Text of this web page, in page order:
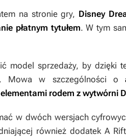
na stronie gry, Disney
płatnym tytułem. W tym
model sprzedaży, by dzięki
Mowa w szczególności o
rodem z wytwórni
w dwóch wersjach
również dodatekA